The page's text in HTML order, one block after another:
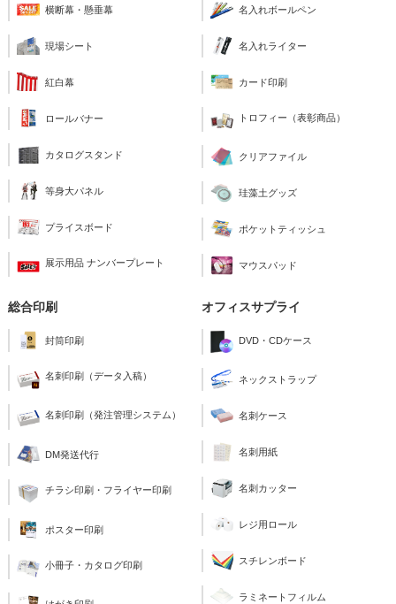
横断幕・懸垂幕
現場シート
紅白幕
ロールバナー
カタログスタンド
等身大パネル
プライスボード
展示用品 ナンバープレート
名入れボールペン
名入れライター
カード印刷
トロフィー（表彰商品）
クリアファイル
珪藻土グッズ
ポケットティッシュ
マウスパッド
総合印刷
封筒印刷
名刺印刷（データ入稿）
名刺印刷（発注管理システム）
DM発送代行
チラシ印刷・フライヤー印刷
ポスター印刷
小冊子・カタログ印刷
オフィスサプライ
DVD・CDケース
ネックストラップ
名刺ケース
名刺用紙
名刺カッター
レジ用ロール
スチレンボード
ラミネートフィルム